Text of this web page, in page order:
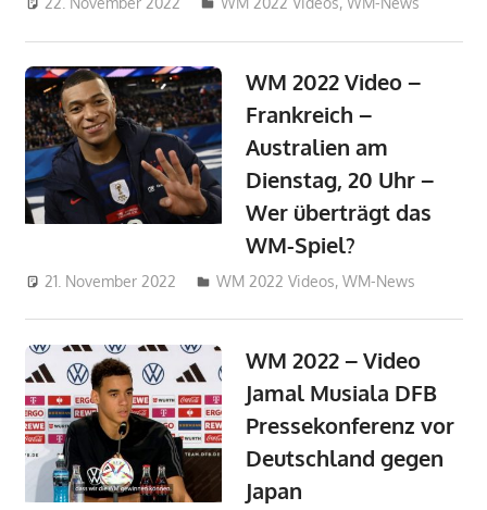
WM 2022 Video –
Frankreich –
Australien am
Dienstag, 20 Uhr –
Wer überträgt das
WM-Spiel?
21. November 2022 admin_wm2022
WM 2022 Videos,WM-News
WM 2022 – Video
Jamal Musiala DFB
Pressekonferenz vor
Deutschland gegen
Japan